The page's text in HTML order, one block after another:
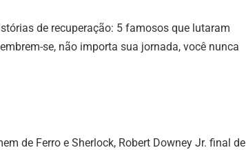
de recuperação: 5 famosos que lutaram
se, não importa sua jornada, você nunca
de Ferro e Sherlock, Robert Downey Jr. final de